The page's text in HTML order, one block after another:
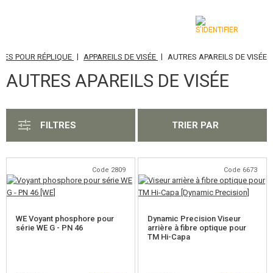
CATÉGORIES
AIRSOFT GUNS
LANCE-GRENADES, GRENADES
BATTERIES, CHARGEURS
CHARGEURS, BB LOADER
POUR RÉPLIQUE | APPAREILS DE VISÉE | AUTRES APAREILS DE VISÉE
AUTRES APAREILS DE VISÉE
FILTRES TRIER PAR
Code 2809
WE Voyant phosphore pour
série WE G - PN 46
Code 6673
Dynamic Precision Viseur
arrière à fibre optique pour
TM Hi-Capa